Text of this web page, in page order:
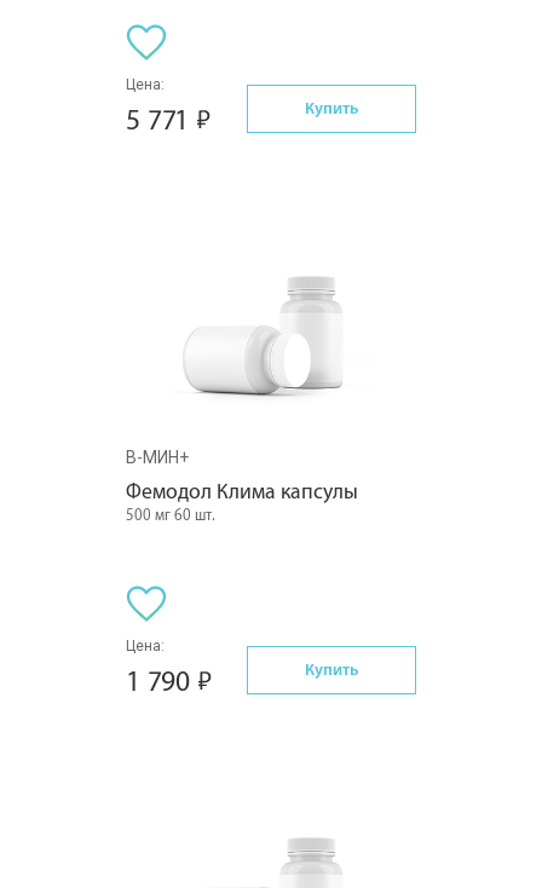
Цена:
5 771 Купить
В-МИН+
Фемодол Клима капсулы
500 мг 60 шт.
Цена:
1 790 Купить